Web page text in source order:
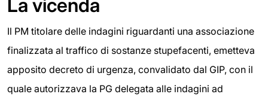
La vicenda
Il PM titolare delle indagini riguardanti una associazione
finalizzata al traffico di sostanze stupefacenti, emetteva
apposito decreto di urgenza, convalidato dal GIP, con il
quale autorizzava la PG delegata alle indagini ad